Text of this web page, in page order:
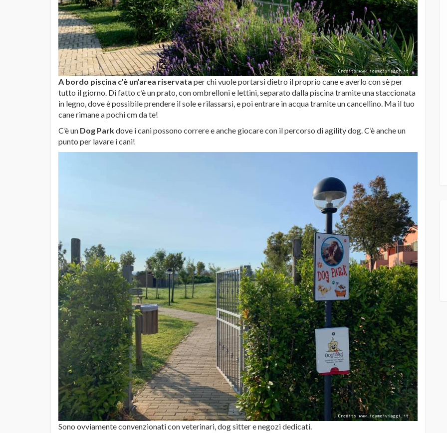
A bordo piscina c’è un’area riservata per chi vuole portarsi dietro il proprio cane e averlo con sè per
tutto il giorno. Di fatto c’è un prato, con ombrelloni e lettini, separato dalla piscina tramite una staccionata
in legno, dove è possibile prendere il sole e rilassarsi, e poi entrare in acqua tramite un cancellino. Ma il tuo
cane rimane a pochi cm da te!
C’è un Dog Parkdove i cani possono correre e anche giocare con il percorso di agility dog. C’è anche un
punto per lavare i cani!
Sono ovviamente convenzionati con veterinari, dog sitter e negozi dedicati.